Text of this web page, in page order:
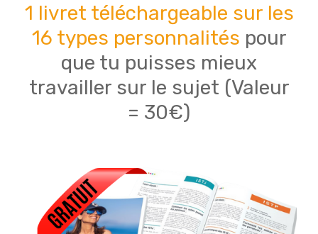
1 livret téléchargeable sur les
16 types personnalités pour
que tu puisses mieux
travailler sur le sujet (Valeur
= 30€)